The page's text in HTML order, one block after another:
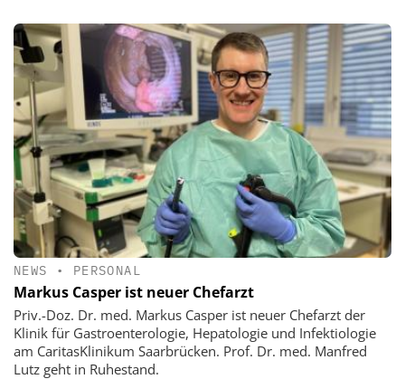
NEWS • PERSONAL
Markus Casper ist neuer Chefarzt
Priv.-Doz. Dr. med. Markus Casper ist neuer Chefarzt der
Klinik für Gastroenterologie, Hepatologie und Infektiologie
am CaritasKlinikum Saarbrücken. Prof. Dr. med. Manfred
Lutz geht in Ruhestand.